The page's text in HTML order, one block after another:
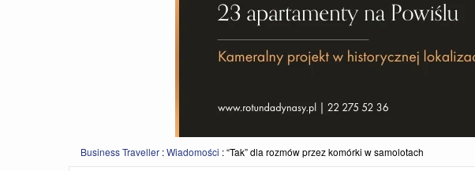
Business Traveller :Wiadomości :“Tak” dla rozmów przez komórki w samolotach